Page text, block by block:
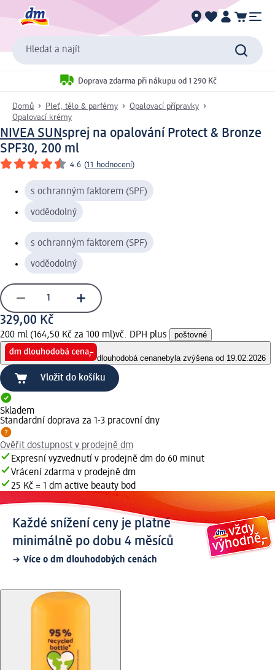
Hledat a najít
Doprava zdarma při nákupu od 1 290 Kč
Domů Pleť, tělo & parfémy
Opalovací přípravky
Opalovací krémy
NIVEA SUNsprej na opalování Protect & Bronze
SPF30, 200 ml
4.6 (11 hodnocení)
s ochranným faktorem (SPF)
voděodolný
s ochranným faktorem (SPF)
voděodolný
329,00 Kč
200 ml (164,50 Kč za 100 ml)vč. DPH plus poštovné
dlouhodobá cenanebyla zvýšena od 19.02.2026
Vložit do košíku
Skladem
Standardní doprava za 1-3 pracovní dny
Ověřit dostupnost v prodejně dm
Expresní vyzvednutí v prodejně dm do 60 minut
Vrácení zdarma v prodejně dm
25 Kč = 1 dm active beauty bod
Každé snížení ceny je platné
minimálně po dobu 4 měsíců
Více o dm dlouhodobých cenách